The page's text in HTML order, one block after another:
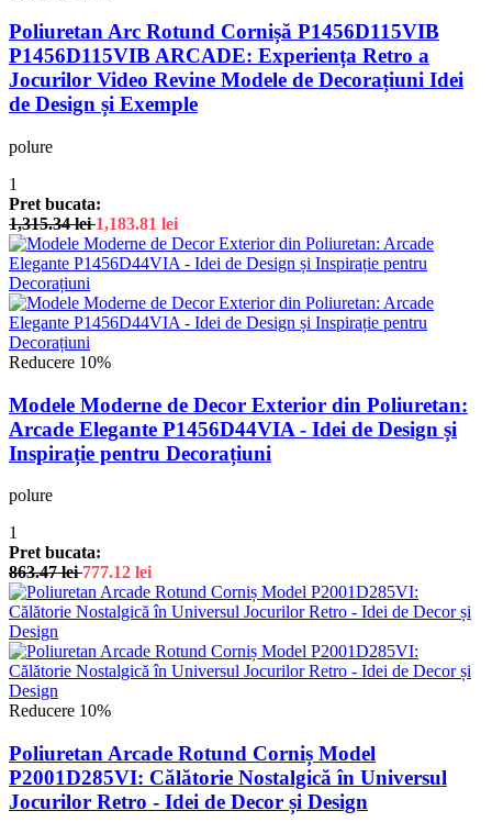
Poliuretan Arc Rotund Cornișă P1456D115VIB
P1456D115VIB ARCADE: Experiența Retro a
Jocurilor Video Revine Modele de Decorațiuni Idei
de Design și Exemple
polure
1
Pret bucata:
1,315.34lei 1,183.81 lei
Reducere 10%
Modele Moderne de Decor Exterior din Poliuretan:
Arcade Elegante P1456D44VIA - Idei de Design și
Inspirație pentru Decorațiuni
polure
1
Pret bucata:
863.47lei 777.12 lei
Reducere 10%
Poliuretan Arcade Rotund Corniș Model
P2001D285VI: Călătorie Nostalgică în Universul
Jocurilor Retro - Idei de Decor și Design